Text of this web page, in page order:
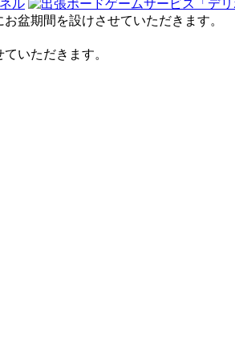
盆期間を設けさせていただきます。
いただきます。